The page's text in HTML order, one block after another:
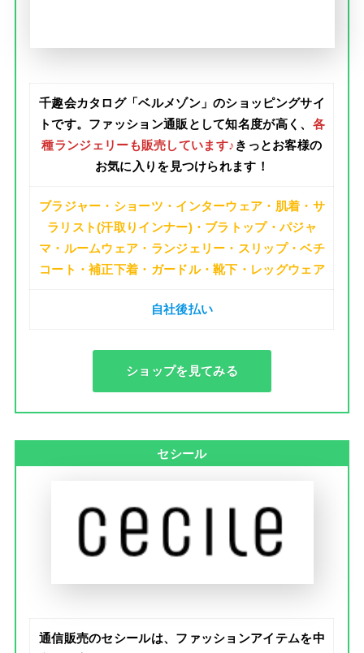
千趣会カタログ「ベルメゾン」のショッピングサイ
トです。ファッション通販 として知名度が高く、 各
種ランジェリーも販売しています♪ きっとお客様の
お気に入りを見つけられます！
ブラジャー・ショーツ・インターウェア・肌着・サ
ラリスト(汗取りインナー)・ブラトップ・パジャ
マ・ルームウェア・ランジェリー・スリップ・ベチ
コート・補正下着・ガードル・靴下・レッグウェア
自社後払い
ショップを見てみる
セシール
通信販売のセシールは、 ファッションアイテムを中